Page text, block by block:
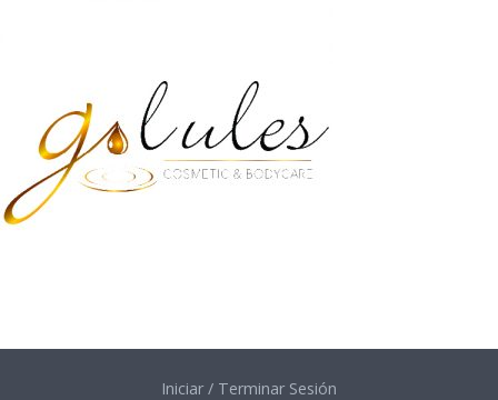
Iniciar / Terminar Sesión